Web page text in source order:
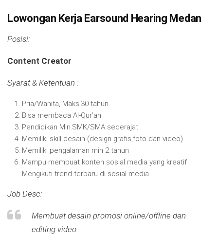
Lowongan Kerja Earsound Hearing Medan
Posisi:
Content Creator
Syarat & Ketentuan :
Pria/Wanita, Maks.30 tahun.
Bisa membaca Al-Qur’an
Pendidikan Min.SMK/SMA sederajat
Memiliki skill desain (design grafis,foto dan video)
Memiliki pengalaman min 2 tahun
Mampu membuat konten sosial media yang kreatif
Mengikuti trend terbaru di sosial media
Job Desc:
Membuat desain promosi online/offline dan
editing video